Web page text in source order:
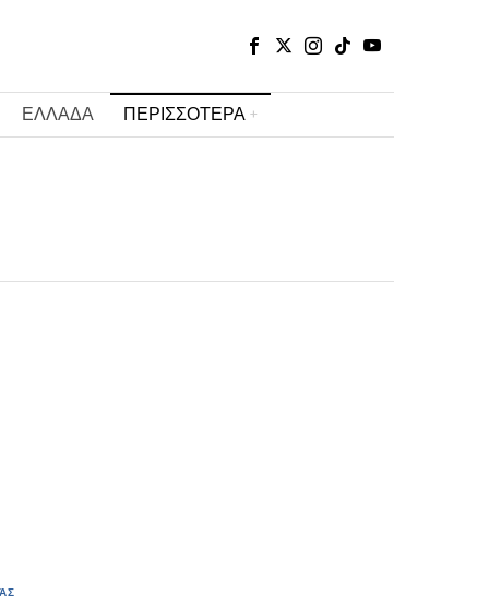
ΕΛΛΑΔΑ ΠΕΡΙΣΣΟΤΕΡΑ